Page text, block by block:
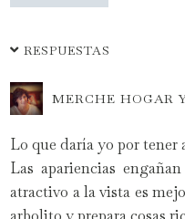
RESPUESTAS
MERCHE HOGAR
Lo que daría yo por tener
Las apariencias
atractivo a la vista es